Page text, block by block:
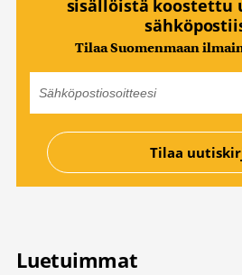
sisällöistä koostettu
Tilaa Suomenmaan
Luetuimmat